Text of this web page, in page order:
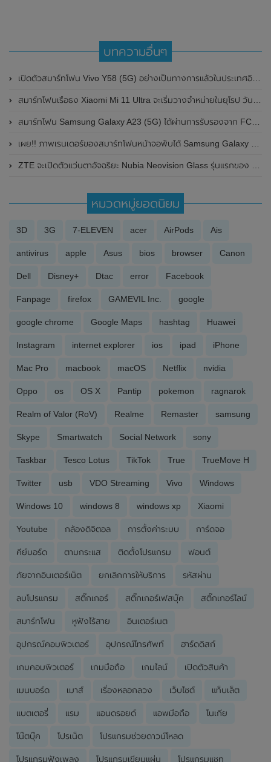
บทความอื่นๆ
เปิดตัวสมาร์ทโฟน Vivo Y58 (5G) อย่างเป็นทางการแล้วในประเทศอินเดีย
สมาร์ทโฟนเรือธง Xiaomi Mi 11 Ultra จะเริ่มวางจำหน่ายในยุโรป วันที่ 11 เดือนพฤษภาคม 2021 นี้
สมาร์ทโฟน Samsung Galaxy A23 (5G) ได้ผ่านการรับรองจาก FCC มาพร้อมแบตเตอรี่ 5,000mAh รองรับการชาร์จไว 25W ลุ้นเปิดตัวในเร็วๆนี้
เผย!! ภาพเรนเดอร์ของสมาร์ทโฟนหน้าจอพับได้ Samsung Galaxy Z Fold 4 โชว์ดีไซน์ทั้งด้านหน้าและด้านหลัง
ZTE จะเปิดตัวแว่นตาอัจฉริยะ Nubia Neovision Glass รุ่นแรกของ Nubia ที่งาน MWC 2023 ในวันที่ 27 กุมภาพันธ์ 2023 นี้
หมวดหมู่ยอดนิยม
3D 3G 7-ELEVEN acer AirPods Ais
antivirus apple Asus bios browser Canon
Dell Disney+ Dtac error Facebook
Fanpage firefox GAMEVIL Inc. google
google chrome Google Maps hashtag Huawei
Instagram internet explorer ios ipad iPhone
Mac Pro macbook macOS Netflix nvidia
Oppo os OS X Pantip pokemon ragnarok
Realm of Valor (RoV) Realme Remaster samsung
Skype Smartwatch Social Network sony
Taskbar Tesco Lotus TikTok True TrueMove H
Twitter usb VDO Streaming Vivo Windows
Windows 10 windows 8 windows xp Xiaomi
Youtube กล้องดิจิตอล การตั้งค่าระบบ การ์ดจอ
คีย์บอร์ด ตามกระแส ติดตั้งโปรแกรม ฟอนต์
ภัยจากอินเตอร์เน็ต ยกเลิกการให้บริการ รหัสผ่าน
ลบโปรแกรม สติ๊กเกอร์ สติ๊กเกอร์เฟสบุ๊ค สติ๊กเกอร์ไลน์
สมาร์ทโฟน หูฟังไร้สาย อินเตอร์เนต
อุปกรณ์คอมพิวเตอร์ อุปกรณ์โทรศัพท์ ฮาร์ดดิสก์
เกมคอมพิวเตอร์ เกมมือถือ เกมไลน์ เปิดตัวสินค้า
เมนบอร์ด เมาส์ เรื่องหลอกลวง เว็บไซต์ แท็บเล็ต
แบตเตอรี่ แรม แอนดรอยด์ แอพมือถือ โนเกีย
โน๊ตบุ๊ค โปรเน็ต โปรแกรมช่วยดาวน์โหลด
โปรแกรมฟังเพลง โปรแกรมเขียนแผ่น โปรแกรมแชท